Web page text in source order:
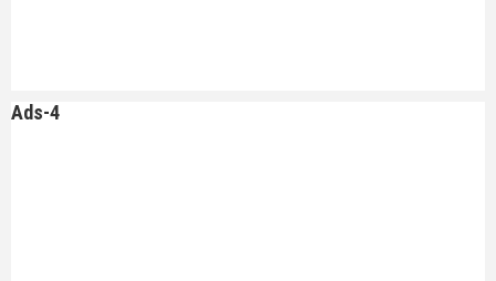
Ads-4